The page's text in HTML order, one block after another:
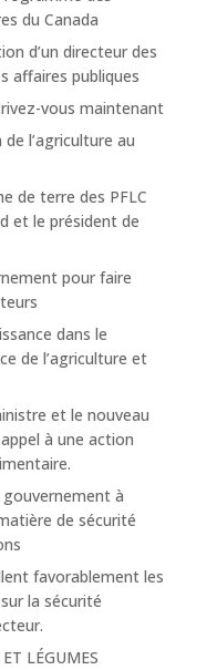
du Canada
d’un directeur des
affaires publiques
vous maintenant
l’agriculture au
de terre des PFLC
et le président de
pour faire
dans le
de l’agriculture et
et le nouveau
à une action
à
de sécurité
favorablement les
la sécurité
LÉGUMES